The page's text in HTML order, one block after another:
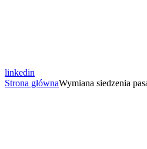
linkedin
Strona głównaWymiana siedzenia